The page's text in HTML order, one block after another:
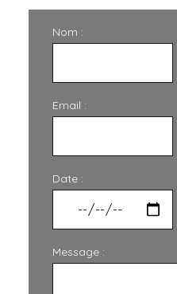
Nom :
Email :
Date :
Message :